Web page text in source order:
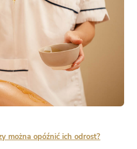
można opóźnić ich odrost?